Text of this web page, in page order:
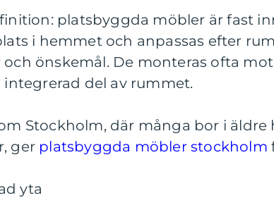
platsbyggda möbler är fast
i hemmet och anpassas efter
önskemål. De monteras ofta
integrerad del av rummet.
Stockholm, där många bor i äldre
ger platsbyggda möbler stockholm
yta